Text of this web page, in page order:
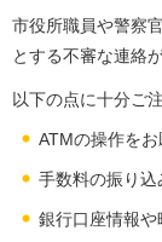
市役所職員や警察
とする不審な連絡
以下の点に十分ご
ATMの操作をお
手数料の振り込
銀行口座情報や